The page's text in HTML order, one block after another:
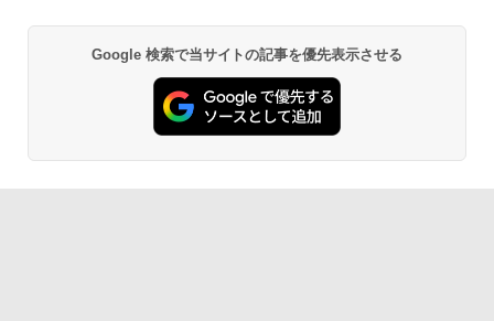
Google 検索で当サイトの記事を優先表示させる